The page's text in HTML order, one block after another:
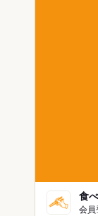
食
会員